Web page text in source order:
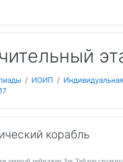
ИОИП
корабль